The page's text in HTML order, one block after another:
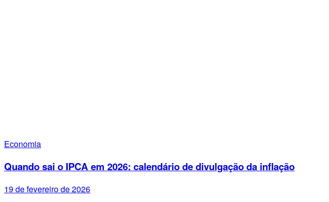
Economia
Quando sai o IPCA em 2026: calendário de divulgação da inflação
19 de fevereiro de 2026